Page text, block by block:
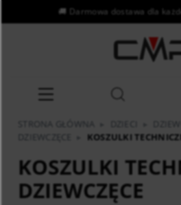
KOSZULKI
DZIEWCZĘCE
KOSZULKI